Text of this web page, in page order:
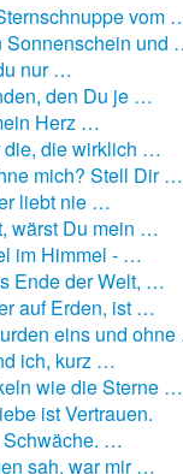
finden
vom
Sonnenschein und
nur …
den Du je …
Herz …
die, die wirklich …
mich? Stell Dir …
liebt nie …
wärst Du mein …
im Himmel - …
Ende der Welt, …
auf Erden, ist …
eins und
ich, kurz …
wie die Sterne …
ist Vertrauen.
Schwäche. …
sah, war mir …